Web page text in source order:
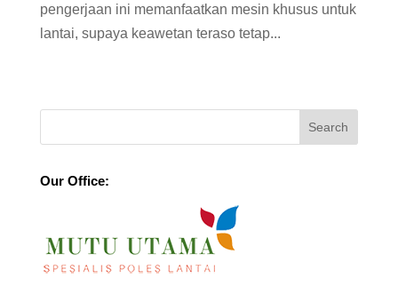
pengerjaan ini memanfaatkan mesin khusus untuk
lantai, supaya keawetan teraso tetap...
Our Office: